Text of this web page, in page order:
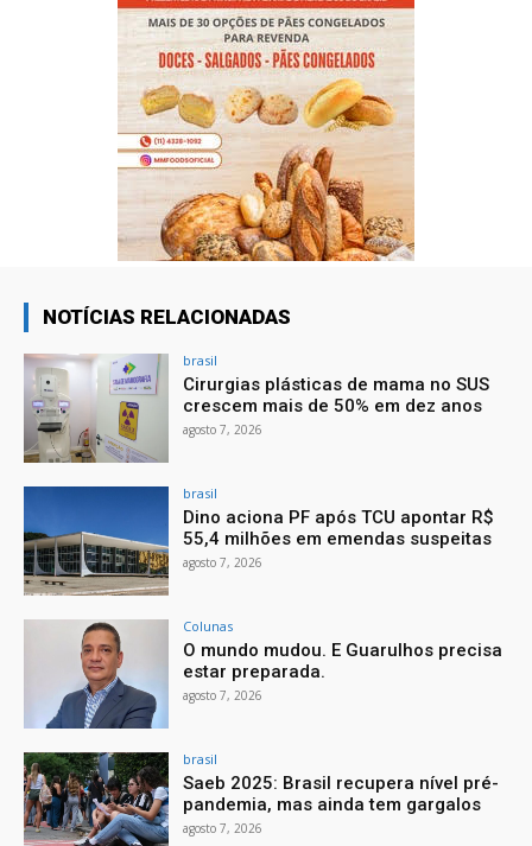
NOTÍCIAS RELACIONADAS
brasil
Cirurgias plásticas de mama no SUS
crescem mais de 50% em dez anos
agosto 7, 2026
brasil
Dino aciona PF após TCU apontar R$
55,4 milhões em emendas suspeitas
agosto 7, 2026
Colunas
O mundo mudou. E Guarulhos precisa
estar preparada.
agosto 7, 2026
brasil
Saeb 2025: Brasil recupera nível pré-
pandemia, mas ainda tem gargalos
agosto 7, 2026